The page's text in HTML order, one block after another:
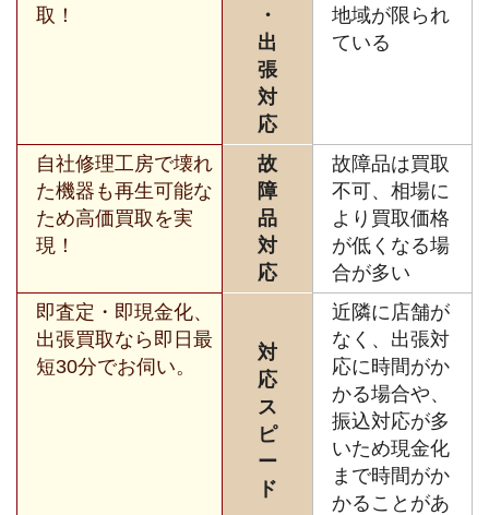
取！
・
出
張
対
応
地域が限られ
ている
自社修理工房で壊れ
た機器も再生可能な
ため高価買取を実
現！
故
障
品
対
応
故障品は買取
不可、相場に
より買取価格
が低くなる場
合が多い
即査定・即現金化、
出張買取なら即日最
短30分でお伺い。
対
応
ス
ピ
ー
ド
近隣に店舗が
なく、出張対
応に時間がか
かる場合や、
振込対応が多
いため現金化
まで時間がか
かることがあ